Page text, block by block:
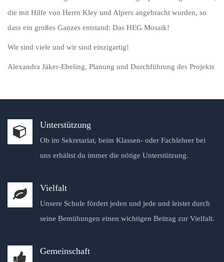
die mit Hilfe von Herrn Kley und Alpers angebracht wurden, so
dass ein großes Ganzes entstand: Das HEG Mosaik!
Wir sind viele und wir sind einzigartig!
Alexandra Jäker-Ebeling, Planung und Durchführung des Projekts
Unterstützung
Ob im Sekretariat, beim Klassen- oder Fachlehrer bei
uns erhältst du immer die nötige Unterstützung.
Vielfalt
Unsere Schule fördert jeden und jede und leistet durch
seine Bemühungen einen wichtigen Beitrag zur Vielfalt.
Gemeinschaft